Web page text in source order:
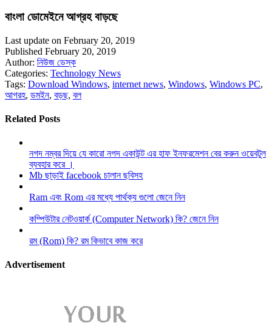
বাংলা ডোমেইনে আগ্রহ বাড়ছে
Last update on February 20, 2019
Published February 20, 2019
Author: নিউজ ডেস্ক
Categories: Technology News
Tags: Download Windows, internet news, Windows, Windows PC,
আগরহ, ডমইন, বড়ছ, বল
Related Posts
নগদ নম্বর দিয়ে যে কারো নগদ একাউন্ট এর হাফ ইনফরমেশন বের করুন ওয়েবটুল
ব্যবহার করে ।
Mb ছাড়াই facebook চালান ছবিসহ
Ram এবং Rom এর মধ্যে পার্থক্য গুলো জেনে নিন
কম্পিউটার নেটওয়ার্ক (Computer Network) কি? জেনে নিন
রম (Rom) কি? রম কিভাবে কাজ করে
Advertisement